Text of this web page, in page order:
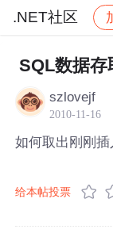
.NET社区
社区 .NET社
SQL数据存
szlovejf
2010-11-16
如何取出刚刚插
给本帖投票